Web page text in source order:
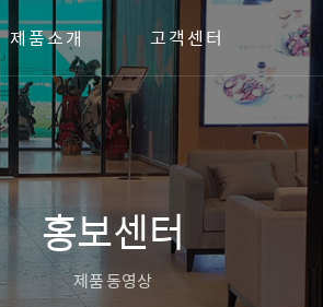
제품소개 고객센터
홍보센터
제품 동영상